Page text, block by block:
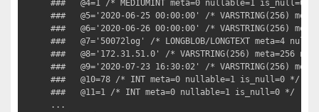
###   @4=1 /* MEDIUMINT meta=0 nullable=1 is_null=0 */
###   @5='2020-06-25 00:00:00' /* VARSTRING(256)
###   @6='2020-06-26 00:00:00' /* VARSTRING(256)
###   @7='50072log' /* LONGBLOB/LONGTEXT meta=4
###   @8='172.31.51.0' /* VARSTRING(256) meta=256
###   @9='2020-07-23 16:30:02' /* VARSTRING(256)
###   @10=78 /* INT meta=0 nullable=1 is_null=0 */
###   @11=1 /* INT meta=0 nullable=1 is_null=0 */
...